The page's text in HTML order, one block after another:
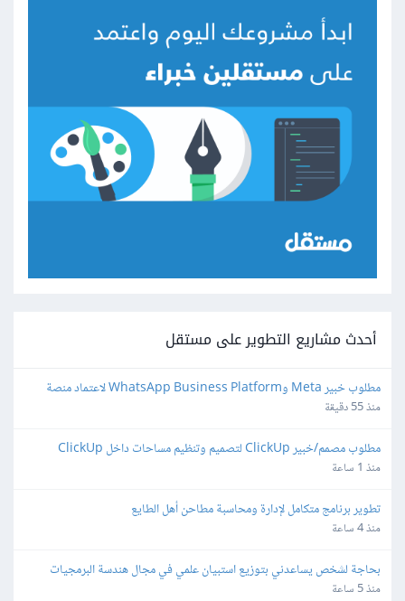
أحدث مشاريع التطوير على مستقل
واتساب
منذ 55 دقيقة
مطلوب مصمم/خبير ClickUp لتصميم وتنظيم مساحات داخل ClickUp
منذ 1 ساعة
تطوير برنامج متكامل لإدارة ومحاسبة مطاحن أهل الطايع
منذ 4 ساعة
بحاجة لشخص يساعدني بتوزيع استبيان علمي في مجال هندسة البرمجيات
منذ 5 ساعة